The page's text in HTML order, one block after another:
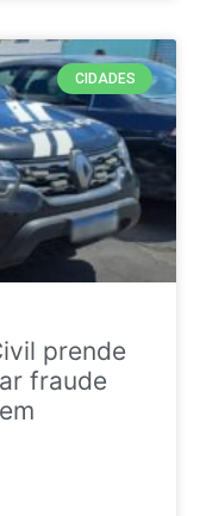
CIDADES
prende
fraude